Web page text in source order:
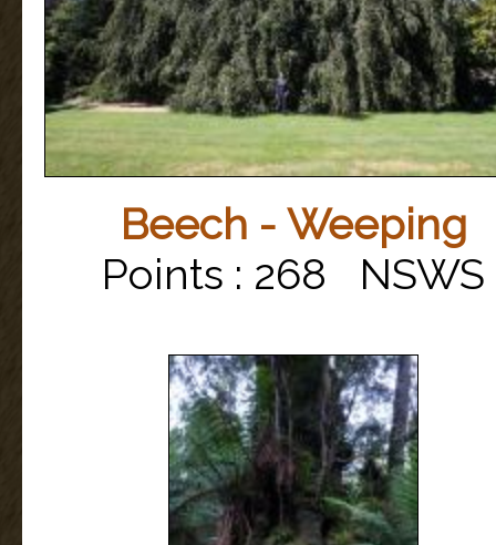
Beech - Weeping
Points : 268 NSWS